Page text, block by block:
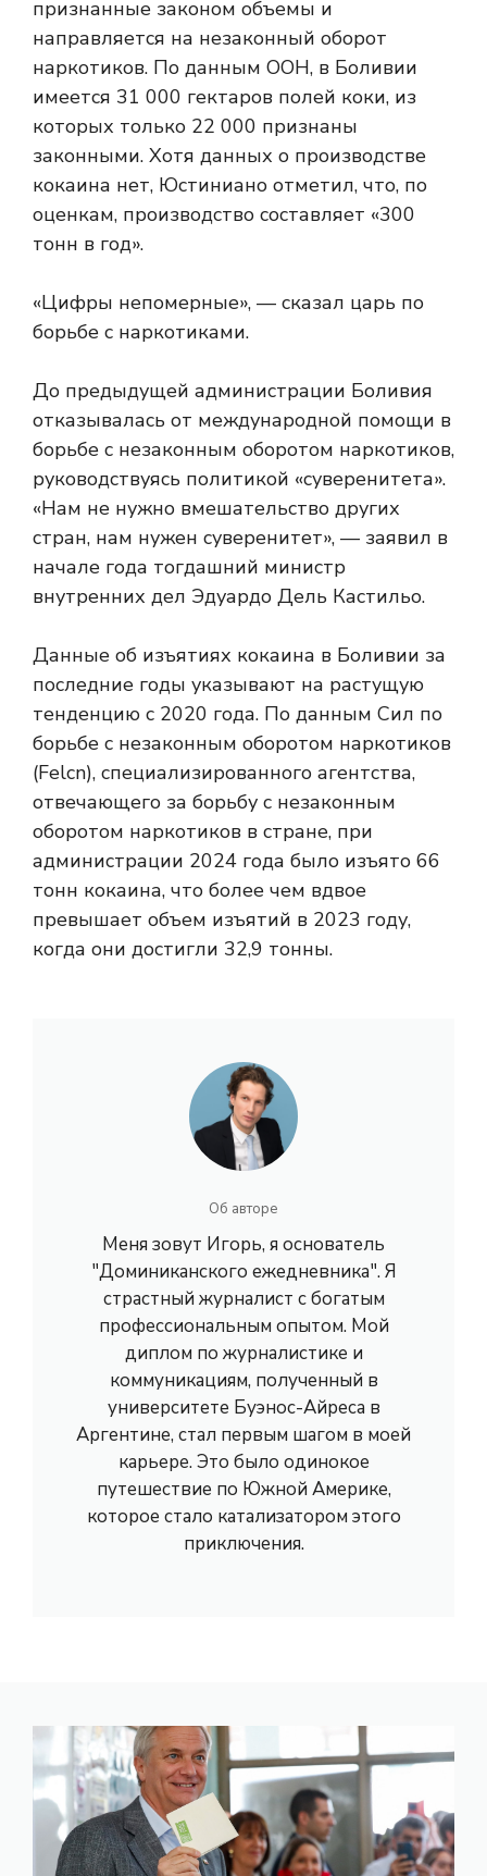
признанные законом объемы и
направляется на незаконный оборот
наркотиков. По данным ООН, в Боливии
имеется 31 000 гектаров полей коки, из
которых только 22 000 признаны
законными. Хотя данных о производстве
кокаина нет, Юстиниано отметил, что, по
оценкам, производство составляет «300
тонн в год».
«Цифры непомерные», — сказал царь по
борьбе с наркотиками.
До предыдущей администрации Боливия
отказывалась от международной помощи в
борьбе с незаконным оборотом наркотиков,
руководствуясь политикой «суверенитета».
«Нам не нужно вмешательство других
стран, нам нужен суверенитет», — заявил в
начале года тогдашний министр
внутренних дел Эдуардо Дель Кастильо.
Данные об изъятиях кокаина в Боливии за
последние годы указывают на растущую
тенденцию с 2020 года. По данным Сил по
борьбе с незаконным оборотом наркотиков
(Felcn), специализированного агентства,
отвечающего за борьбу с незаконным
оборотом наркотиков в стране, при
администрации 2024 года было изъято 66
тонн кокаина, что более чем вдвое
превышает объем изъятий в 2023 году,
когда они достигли 32,9 тонны.
Об авторе
Меня зовут Игорь, я основатель
"Доминиканского ежедневника". Я
страстный журналист с богатым
профессиональным опытом. Мой
диплом по журналистике и
коммуникациям, полученный в
университете Буэнос-Айреса в
Аргентине, стал первым шагом в моей
карьере. Это было одинокое
путешествие по Южной Америке,
которое стало катализатором этого
приключения.